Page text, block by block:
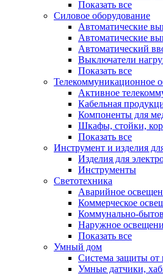
Показать все
Силовое оборудование
Автоматические
Автоматические
Автоматический
Выключатели
Показать все
Телекоммуникационное
Активное
Кабельная
Компоненты для
Шкафы, стойки,
Показать все
Инструмент и изделия
Изделия для
Инструменты
Светотехника
Аварийное
Коммерческое
Коммунально-
Наружное
Показать все
Умный дом
Система защиты от
Умные датчики,